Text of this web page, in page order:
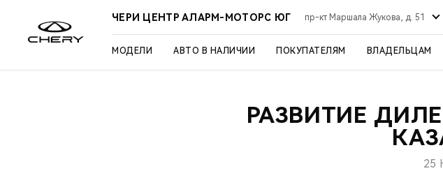
ЧЕРИ ЦЕНТР АЛАРМ-МОТОРС ЮГ пр-кт Маршала Жукова, д. 51
МОДЕЛИ АВТО В НАЛИЧИИ ПОКУПАТЕЛЯМ ВЛАДЕЛЬЦАМ
РАЗВИТИЕ
25